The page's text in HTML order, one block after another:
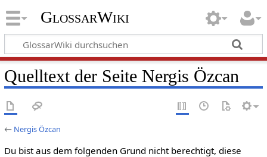
GlossarWiki
Quelltext der Seite Nergis Özcan
← Nergis Özcan
Du bist aus dem folgenden Grund nicht berechtigt, diese